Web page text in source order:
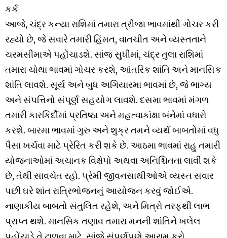
કર્ક
આજે, ચંદ્ર કન્યા રાશિમાં તમારા ત્રીજા ભાવમાંથી ગોચર કરી
રહ્યો છે, જે સવારે તમારી હિંમત, વાતચીત અને વ્યસ્તતાને
ચરમસીમાએ પહોંચાડશે. સાંજ સુધીમાં, ચંદ્ર તુલા રાશિમાં
તમારા ચોથા ભાવમાં ગોચર કરશે, આંતરિક શાંતિ અને માનસિક
શાંતિ લાવશે. સૂર્ય અને બુધ અગિયારમા ભાવમાં છે, જે ભાગ્ય
અને સંપત્તિનો સંપૂર્ણ સહયોગ લાવશે. દસમા ભાવમાં મંગળ
તમારી કારકિર્દીમાં પ્રતિષ્ઠા અને મહત્વાકાંક્ષા બંનેમાં વધારો
કરશે. બારમા ભાવમાં ગુરુ અને શુક્ર તમને વ્યર્થ બાબતોમાં વધુ
પૈસા ખર્ચવા માટે પ્રેરિત કરી શકે છે. આઠમા ભાવમાં રાહુ તમારી
યોજનાઓમાં અચાનક વિક્ષેપો અથવા અનિશ્ચિતતા લાવી શકે
છે, તેથી સાવચેત રહો. પ્રેમી જીવનસાથીઓએ વ્યસ્ત સવાર
પછી ઘરે શાંત રાત્રિભોજનનું આયોજન કરવું જોઈએ.
નાણાકીય બાબતો સંતુલિત રહેશે, અને મિત્રો તરફથી લાભ
પ્રાપ્ત થશે. માનસિક તણાવ તમારા મનની શાંતિને ખલેલ